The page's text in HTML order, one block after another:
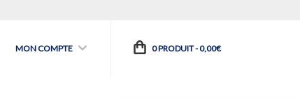
MON COMPTE 0 PRODUIT -0,00€